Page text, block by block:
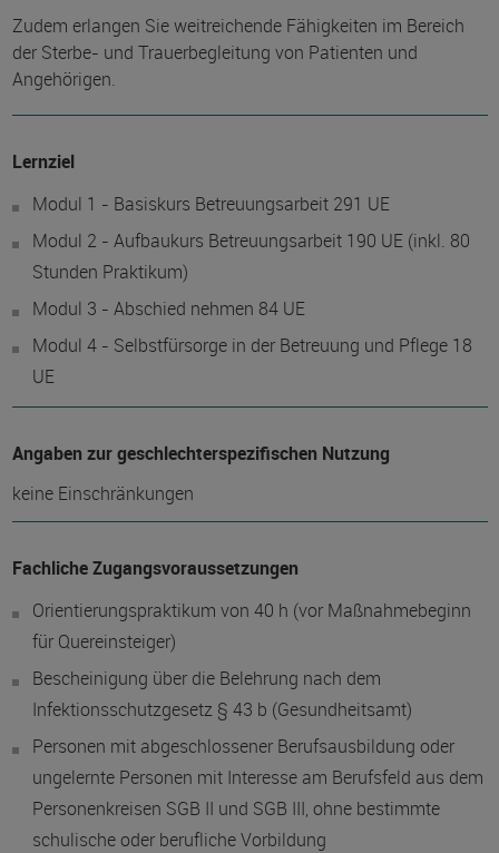
Zudem erlangen Sie weitreichende Fähigkeiten im Bereich
der Sterbe- und Trauerbegleitung von Patienten und
Angehörigen.
Lernziel
Modul 1 - Basiskurs Betreuungsarbeit 291 UE
Modul 2 - Aufbaukurs Betreuungsarbeit 190 UE (inkl. 80
Stunden Praktikum)
Modul 3 - Abschied nehmen 84 UE
Modul 4 - Selbstfürsorge in der Betreuung und Pflege 18
UE
Angaben zur geschlechterspezifischen Nutzung
keine Einschränkungen
Fachliche Zugangsvoraussetzungen
Orientierungspraktikum von 40 h (vor Maßnahmebeginn
für Quereinsteiger)
Bescheinigung über die Belehrung nach dem
Infektionsschutzgesetz § 43 b (Gesundheitsamt)
Personen mit abgeschlossener Berufsausbildung oder
ungelernte Personen mit Interesse am Berufsfeld aus dem
Personenkreisen SGB II und SGB III, ohne bestimmte
schulische oder berufliche Vorbildung